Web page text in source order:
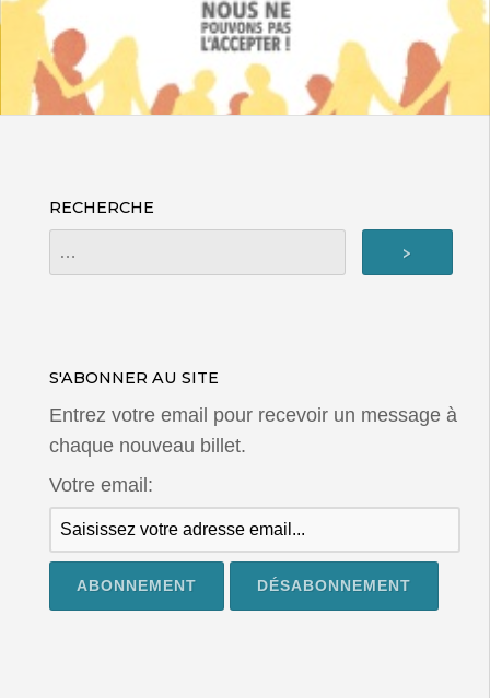
RECHERCHE
S'ABONNER AU SITE
Entrez votre email pour recevoir un message à
chaque nouveau billet.
Votre email: